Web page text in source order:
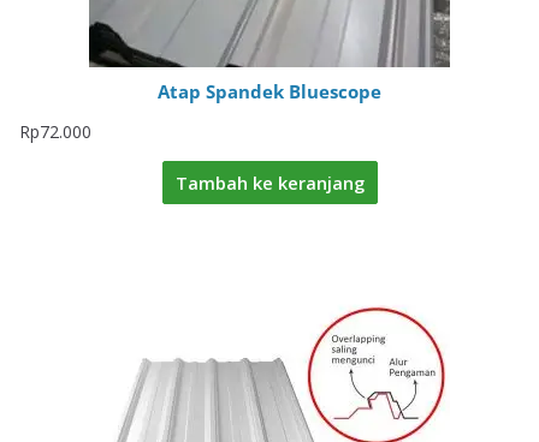
Atap Spandek Bluescope
Rp72.000
Tambah ke keranjang